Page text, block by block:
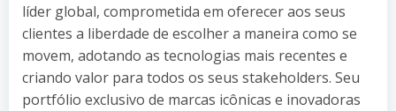
líder global, comprometida em oferecer aos seus
clientes a liberdade de escolher a maneira como se
movem, adotando as tecnologias mais recentes e
criando valor para todos os seus stakeholders. Seu
portfólio exclusivo de marcas icônicas e inovadoras